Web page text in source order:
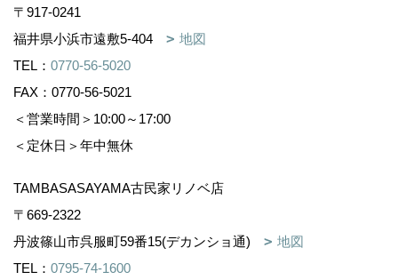
〒917-0241
福井県小浜市遠敷5-404
地図
TEL： 0770-56-5020
FAX：0770-56-5021
＜営業時間＞10:00～17:00
＜定休日＞年中無休
TAMBASASAYAMA古民家リノベ店
〒669-2322
丹波篠山市呉服町59番15(デカンショ通)
地図
TEL： 0795-74-1600